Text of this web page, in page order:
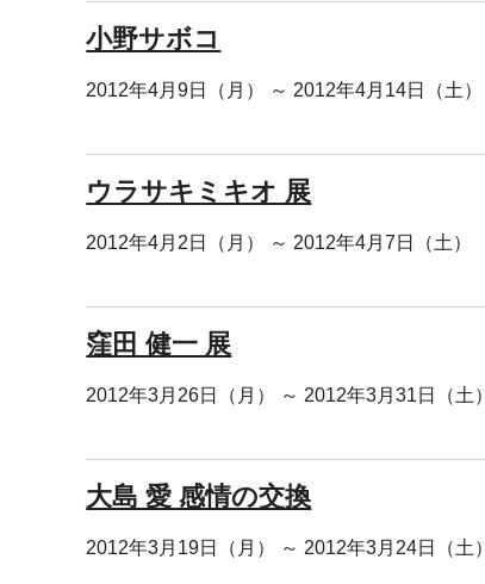
小野サボコ
2012年4月9日（月） ～ 2012年4月14日（土）
ウラサキミキオ 展
2012年4月2日（月） ～ 2012年4月7日（土）
窪田 健一 展
2012年3月26日（月） ～ 2012年3月31日（土）
大島 愛 感情の交換
2012年3月19日（月） ～ 2012年3月24日（土）